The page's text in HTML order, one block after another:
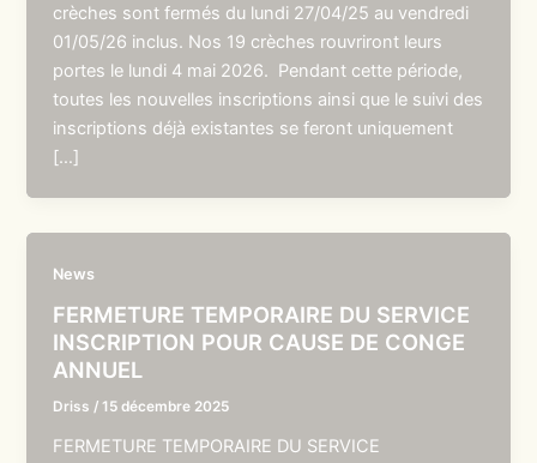
crèches sont fermés du lundi 27/04/25 au vendredi
01/05/26 inclus. Nos 19 crèches rouvriront leurs
portes le lundi 4 mai 2026. Pendant cette période,
toutes les nouvelles inscriptions ainsi que le suivi des
inscriptions déjà existantes se feront uniquement
[…]
News
FERMETURE TEMPORAIRE DU SERVICE
INSCRIPTION POUR CAUSE DE CONGE
ANNUEL
Driss /15 décembre 2025
FERMETURE TEMPORAIRE DU SERVICE